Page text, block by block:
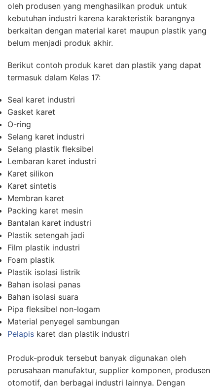
oleh produsen yang menghasilkan produk untuk
kebutuhan industri karena karakteristik barangnya
berkaitan dengan material karet maupun plastik yang
belum menjadi produk akhir.
Berikut contoh produk karet dan plastik yang dapat
termasuk dalam Kelas 17:
Seal karet industri
Gasket karet
O-ring
Selang karet industri
Selang plastik fleksibel
Lembaran karet industri
Karet silikon
Karet sintetis
Membran karet
Packing karet mesin
Bantalan karet industri
Plastik setengah jadi
Film plastik industri
Foam plastik
Plastik isolasi listrik
Bahan isolasi panas
Bahan isolasi suara
Pipa fleksibel non-logam
Material penyegel sambungan
Pelapis karet dan plastik industri
Produk-produk tersebut banyak digunakan oleh
perusahaan manufaktur, supplier komponen, produsen
otomotif, dan berbagai industri lainnya. Dengan